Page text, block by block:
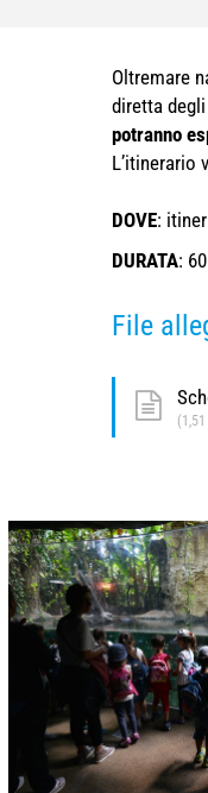
Oltremare
diretta
potranno
L’itinerario
DOVE:
DURATA:
File